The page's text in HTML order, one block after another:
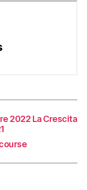
2022 La Crescita